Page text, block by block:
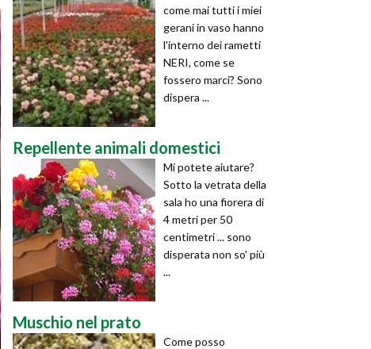
come mai tutti i miei
gerani in vaso hanno
l'interno dei rametti
NERI, come se
fossero marci? Sono
dispera ...
Repellente animali domestici
Mi potete aiutare?
Sotto la vetrata della
sala ho una fiorera di
4 metri per 50
centimetri ... sono
disperata non so' più
...
Muschio nel prato
Come posso